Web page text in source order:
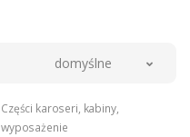
domyślne
Części karoseri, kabiny,
wyposażenie